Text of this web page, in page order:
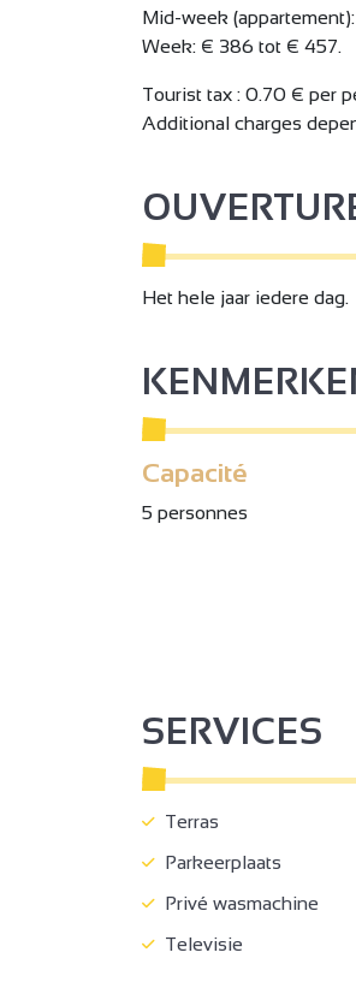
Mid-week
Week: € 386 tot € 457.
Tourist tax : 0.70 € per
Additional charges
Het hele jaar iedere dag.
Capacité
5 personnes
SERVICES
Terras
Parkeerplaats
Privé wasmachine
Televisie